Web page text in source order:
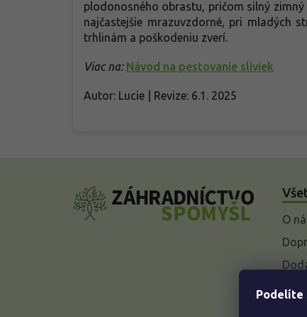
Podelíte
plodonosného obrastu, pričom silný zimný
najčastejšie mrazuvzdorné, pri mladých
trhlinám a poškodeniu zverí.
Viac na: Návod na pestovanie sliviek
Autor: Lucie | Revize: 6.1. 2025
O